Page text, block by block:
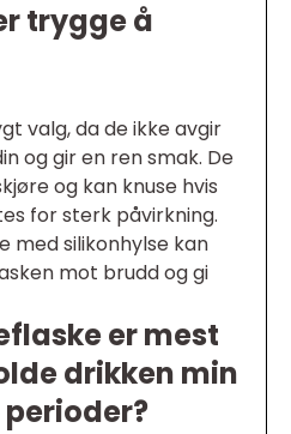
trygge å
valg, da de ikke avgir
og gir en ren smak. De
og kan knuse hvis
for sterk påvirkning.
med silikonhylse kan
mot brudd og gi
er mest
drikken min